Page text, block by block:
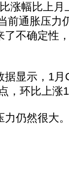
幅比上月
前通胀压力
不确定性
显示，1月
，环比上涨
仍然很大